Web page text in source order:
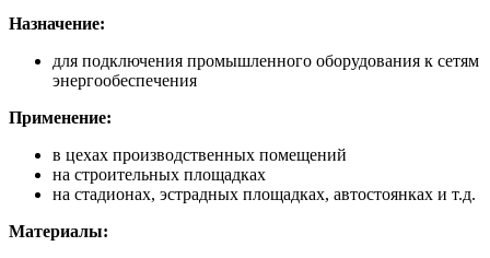
Назначение:
для подключения промышленного оборудования к сетям
энергообеспечения
Применение:
в цехах производственных помещений
на строительных площадках
на стадионах, эстрадных площадках, автостоянках и т.д.
Материалы: